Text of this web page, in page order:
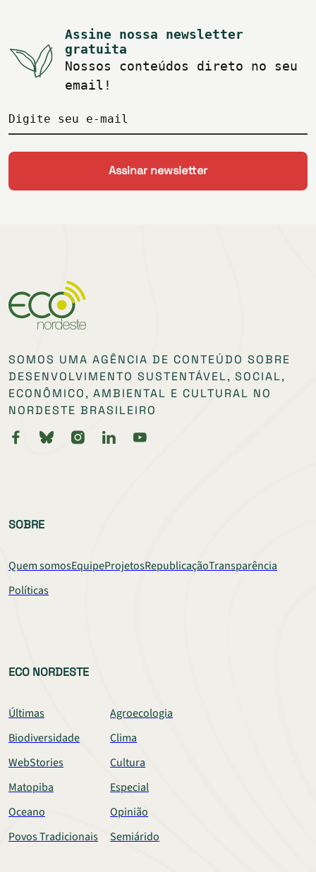
Assine nossa newsletter
gratuita
Nossos conteúdos direto no seu
email!
Digite seu e-mail
SOMOS UMA AGÊNCIA DE CONTEÚDO SOBRE
DESENVOLVIMENTO SUSTENTÁVEL, SOCIAL,
ECONÔMICO, AMBIENTAL E CULTURAL NO
NORDESTE BRASILEIRO
SOBRE
Quem somosEquipeProjetosRepublicaçãoTransparência
Políticas
ECO NORDESTE
Últimas
Agroecologia
Biodiversidade
Clima
WebStories
Cultura
Matopiba
Especial
Oceano
Opinião
Povos Tradicionais
Semiárido